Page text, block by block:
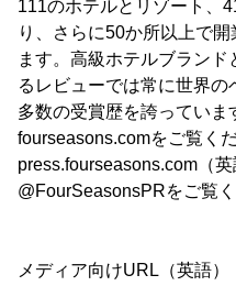
111のホテルとリゾート、
り、さらに50か所以上で
ます。高級ホテルブラン
るレビューでは常に世界の
多数の受賞歴を誇っていま
fourseasons.comをご覧く
press.fourseasons.com（
@FourSeasonsPRをご覧く
メディア向け